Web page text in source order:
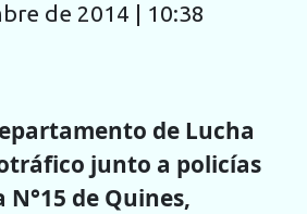
de 2014 | 10:38
de Lucha
junto a policías
N°15 de Quines,